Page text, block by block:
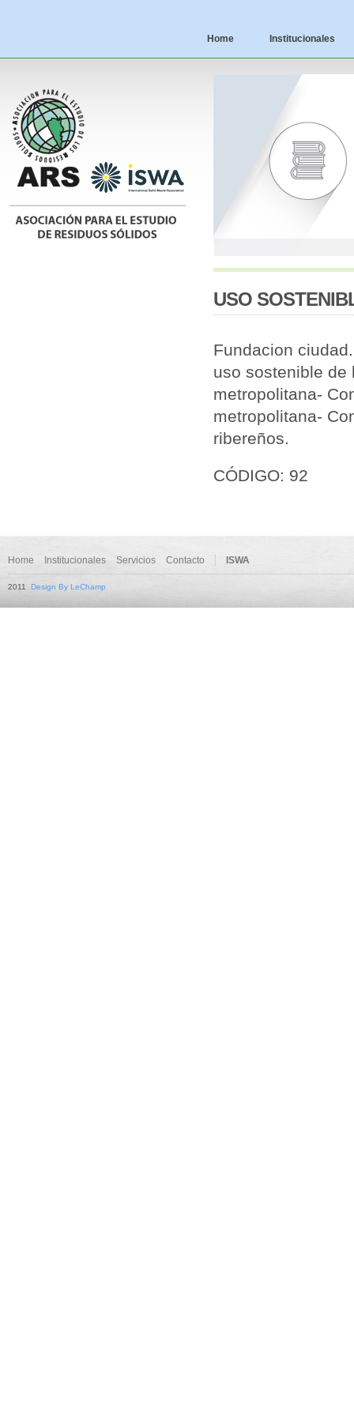
Home Institucionales
USO
Fundacion
uso sostenible de
metropolitana-
metropolitana-
ribereños.
CÓDIGO: 92
Home Institucionales Servicios Contacto ISWA
2011 Design By LeChamp